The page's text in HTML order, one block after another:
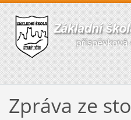
Zpráva ze